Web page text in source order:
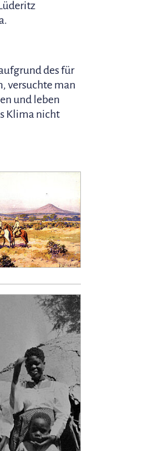
des für
versuchte man
und leben
Klima nicht